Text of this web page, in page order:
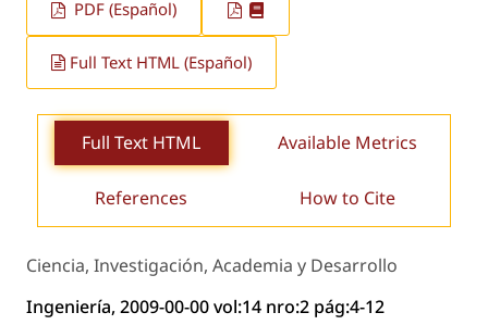
PDF (Español)
Full Text HTML (Español)
Full Text HTML Available Metrics
References How to Cite
Ciencia, Investigación, Academia y Desarrollo
Ingeniería, 2009-00-00 vol:14 nro:2 pág:4-12